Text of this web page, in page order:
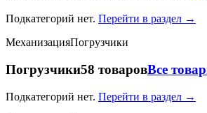
Подкатегорий нет. Перейти в раздел →
МеханизацияПогрузчики
Погрузчики58 товаровВсе
Подкатегорий нет. Перейти в раздел →